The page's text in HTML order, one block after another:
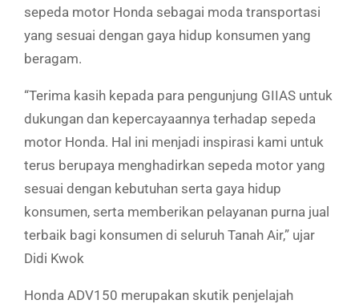
sepeda motor Honda sebagai moda transportasi
yang sesuai dengan gaya hidup konsumen yang
beragam.
“Terima kasih kepada para pengunjung GIIAS untuk
dukungan dan kepercayaannya terhadap sepeda
motor Honda. Hal ini menjadi inspirasi kami untuk
terus berupaya menghadirkan sepeda motor yang
sesuai dengan kebutuhan serta gaya hidup
konsumen, serta memberikan pelayanan purna jual
terbaik bagi konsumen di seluruh Tanah Air,” ujar
Didi Kwok
Honda ADV150 merupakan skutik penjelajah